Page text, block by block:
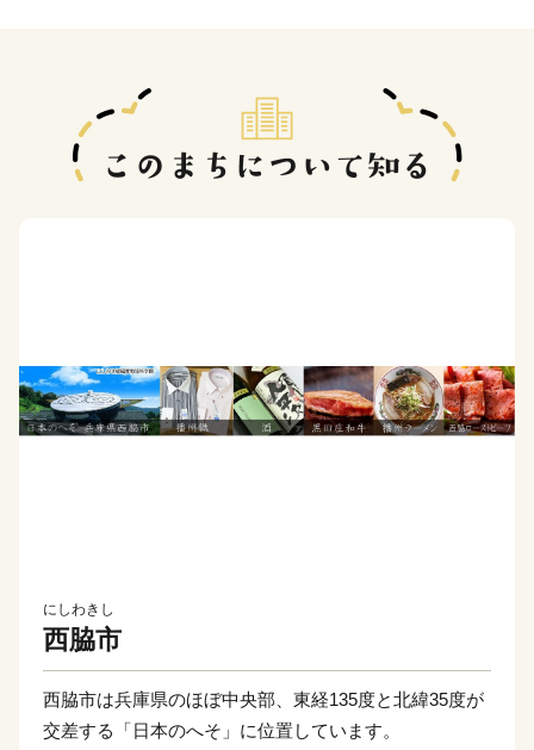
にしわきし
西脇市
西脇市は兵庫県のほぼ中央部、東経135度と北緯35度が
交差する「日本のへそ」に位置しています。